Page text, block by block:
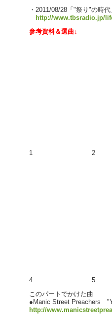
・2011/08/28「"祭り"の時
http://www.tbsradio.jp/
参考資料＆選曲↓
1 2
4
5
このパートでかけた曲
●Manic Street Preachers
http://